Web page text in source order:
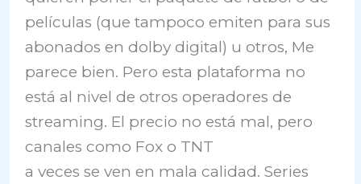
películas (que tampoco emiten para sus
abonados en dolby digital) u otros, Me
parece bien. Pero esta plataforma no
está al nivel de otros operadores de
streaming. El precio no está mal, pero
canales como Fox o TNT
a veces se ven en mala calidad. Series